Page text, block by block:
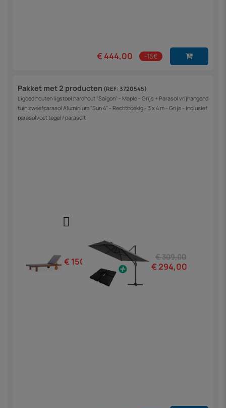
€ 444,00 -15€
Pakket met 2 producten (REF: 3720545)
Ligbed houten ligstoel hardhout "Saïgon" - Maple - Grijs + Parasol vrijhangend
tuin zweefparasol Aluminium "Sun 4" - Rechthoekig - 3 x 4 m - Grijs - Inclusief
parasolvoet tegel / parasolt
€ 150,00 € 309,00
€ 294,00